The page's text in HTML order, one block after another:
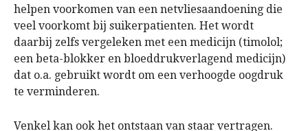
helpen voorkomen van een netvliesaandoening die
veel voorkomt bij suikerpatienten. Het wordt
daarbij zelfs vergeleken met een medicijn (timolol;
een beta-blokker en bloeddrukverlagend medicijn)
dat o.a. gebruikt wordt om een verhoogde oogdruk
te verminderen.
Venkel kan ook het ontstaan van staar vertragen.